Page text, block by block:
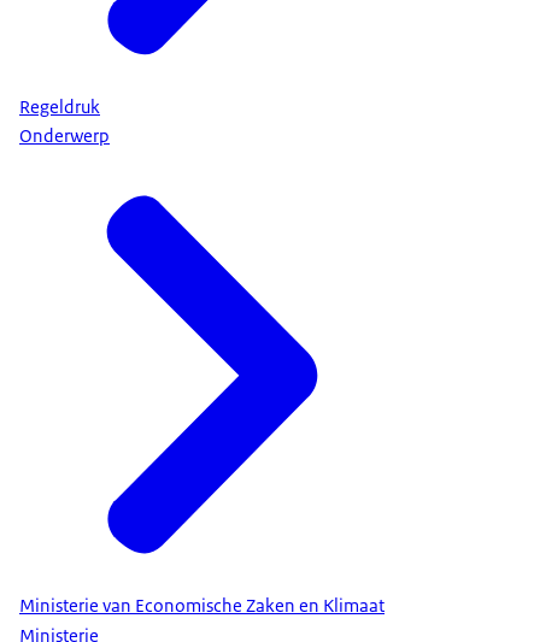
Regeldruk
Onderwerp
Ministerie van Economische Zaken en Klimaat
Ministerie